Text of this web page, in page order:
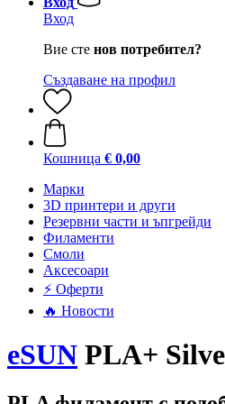
Вход
Вие сте нов потребител?
Създаване на профил
Кошница € 0,00
Mарки
3D принтери и други
Резервни части и ъпгрейди
Филаменти
Смоли
Аксесоари
⚡ Оферти
🔥 Новости
eSUN PLA+